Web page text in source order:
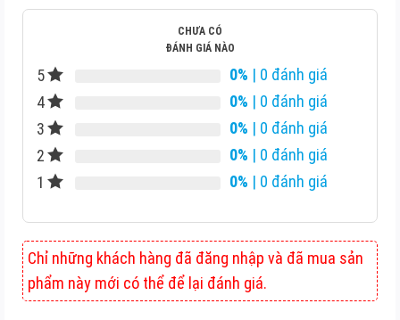
CHƯA CÓ
ĐÁNH GIÁ NÀO
5 0% | 0 đánh giá
4
0% | 0 đánh giá
3
0% | 0 đánh giá
2
0% | 0 đánh giá
1
0% | 0 đánh giá
Chỉ những khách hàng đã đăng nhập và đã mua sản
phẩm này mới có thể để lại đánh giá.